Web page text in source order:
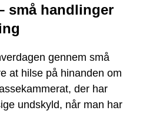
små handlinger
gennem små
at hilse på hinanden om
der har
undskyld, når man har